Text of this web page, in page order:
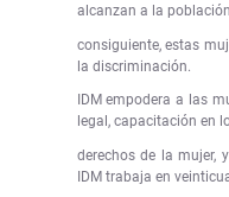
alcanzan a la
consiguiente, estas
la discriminación.
IDM empodera a las
legal, capacitación en
derechos de la mujer,
IDM trabaja en